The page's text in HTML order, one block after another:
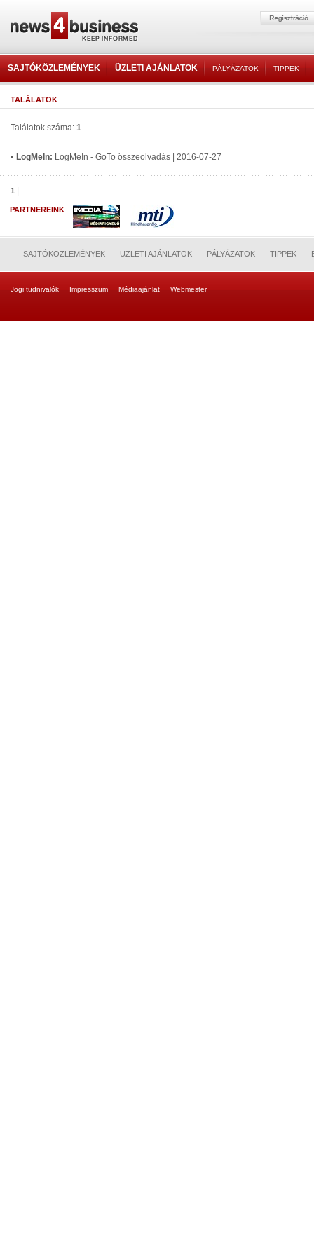
SAJTÓKÖZLEMÉNYEK ÜZLETI AJÁNLATOK PÁLYÁZATOK TIPPEK
TALÁLATOK
Találatok száma: 1
LogMeIn: LogMeIn - GoTo összeolvadás | 2016-07-27
1
PARTNEREINK
SAJTÓKÖZLEMÉNYEK ÜZLETI AJÁNLATOK PÁLYÁZATOK TIPPEK
Jogi tudnivalók Impresszum Médiaajánlat Webmester